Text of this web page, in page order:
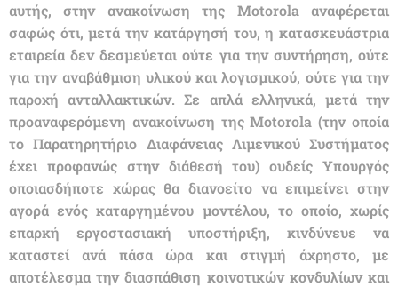
αυτής, στην ανακοίνωση της Μοtorola αναφέρεται
σαφώς ότι, μετά την κατάργησή του, η κατασκευάστρια
εταιρεία δεν δεσμεύεται ούτε για την συντήρηση, ούτε
για την αναβάθμιση υλικού και λογισμικού, ούτε για την
παροχή ανταλλακτικών. Σε απλά ελληνικά, μετά την
προαναφερόμενη ανακοίνωση της Motorola (την οποία
το Παρατηρητήριο Διαφάνειας Λιμενικού Συστήματος
έχει προφανώς στην διάθεσή του) ουδείς Υπουργός
οποιασδήποτε χώρας θα διανοείτο να επιμείνει στην
αγορά ενός καταργημένου μοντέλου, το οποίο, χωρίς
επαρκή εργοστασιακή υποστήριξη, κινδύνευε να
καταστεί ανά πάσα ώρα και στιγμή άχρηστο, με
αποτέλεσμα την διασπάθιση κοινοτικών κονδυλίων και